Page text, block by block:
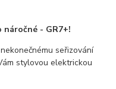
náročné - GR7+!
seřizování
stylovou elektrickou